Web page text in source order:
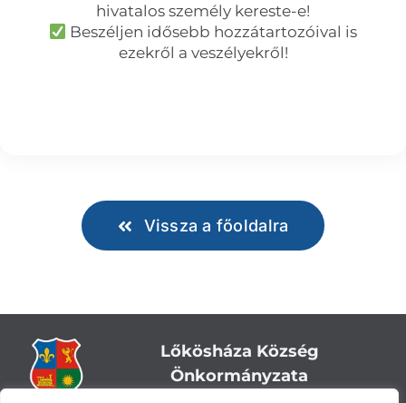
hivatalos személy kereste-e!
Beszéljen idősebb hozzátartozóival is
ezekről a veszélyekről!
Vissza a főoldalra
Lőkösháza Község
Önkormányzata